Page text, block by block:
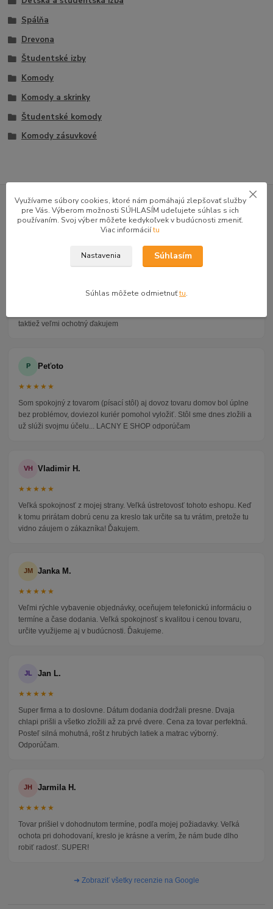
Spálňa
Drevona
Študentské izby
Komody
Komody a skrinky
Študentské komody
Komody zásuvkové
4.9★★★★★
47 recenzií · Google
taktiež veľmi ochotný ďakujem
P Peťoto
★★★★★
Som spokojný z tovarom (písací stôl) aj dovoz tovaru domov bol úplne
bez problémov, doviezol kuriér pomohol vyložiť. Stôl sme dnes zložili a
už slúži svojmu účelu... LACNY E SHOP odporúčam
VH Vladimir H.
★★★★★
Veľká spokojnosť z mojej strany. Veľká ústretovosť tohoto eshopu. Keď
k tomu prirátam dobrú cenu za kreslo tak určite sa tu vrátim, pretože tu
vidno záujem o zákazníka! Ďakujem.
JM Janka M.
★★★★★
Veľmi rýchle vybavenie objednávky, oceňujem telefonickú informáciu o
termíne a čase dodania. Veľká spokojnosť s kvalitou i cenou tovaru,
určite využijeme aj v budúcnosti. Ďakujeme.
JL Jan L.
★★★★★
Super firma a to doslovne. Dátum dodania dodržali presne. Dvaja
chlapi prišli a všetko zložili až za prvé dvere. Cena za tovar perfektná.
Posteľ silná mohutná, rošt z hrubých latiek a matrac výborný.
Odporúčam.
JH Jarmila H.
★★★★★
Tovar prišiel v dohodnutom termíne, podľa mojej požiadavky. Veľká
ochota pri dohodovaní, kreslo je krásne a verím, že nám bude dlho
robiť radosť. SUPER!
➜ Zobraziť všetky recenzie na Google
Využívame súbory cookies, ktoré nám pomáhajú zlepšovať služby
pre Vás. Výberom možnosti SÚHLASÍM udeľujete súhlas s ich
používaním. Svoj výber môžete kedykoľvek v budúcnosti zmeniť.
Viac informáciítu
Nastavenia Súhlasím
Súhlas môžete odmietnuťtu.